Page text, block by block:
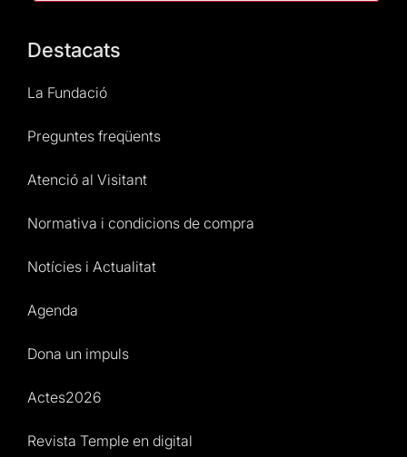
Destacats
La Fundació
Preguntes freqüents
Atenció al Visitant
Normativa i condicions de compra
Notícies i Actualitat
Agenda
Dona un impuls
Actes2026
Revista Temple en digital